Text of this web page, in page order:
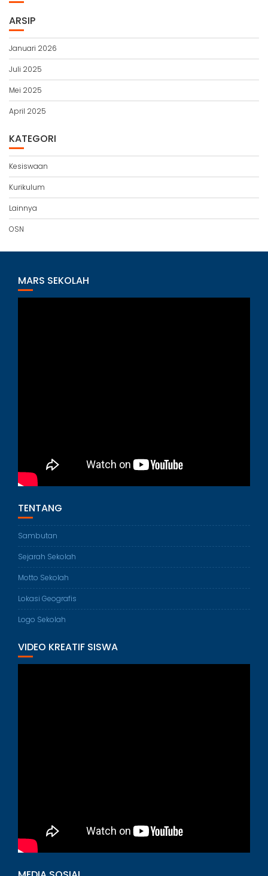
ARSIP
Januari 2026
Juli 2025
Mei 2025
April 2025
KATEGORI
Kesiswaan
Kurikulum
Lainnya
OSN
MARS SEKOLAH
TENTANG
Sambutan
Sejarah Sekolah
Motto Sekolah
Lokasi Geografis
Logo Sekolah
VIDEO KREATIF SISWA